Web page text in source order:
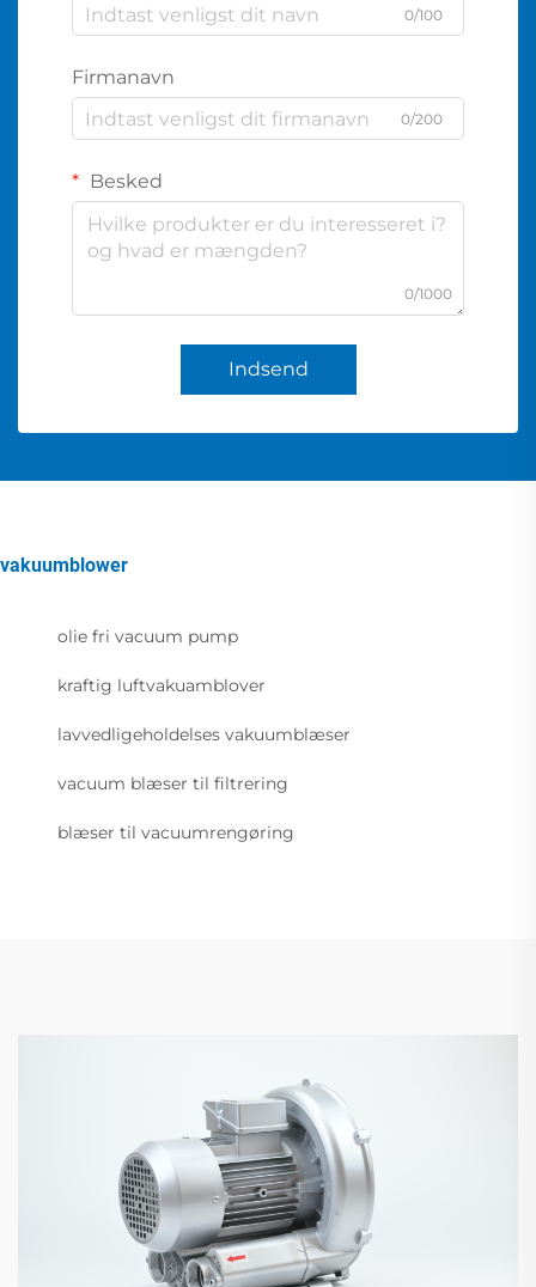
0/100
Firmanavn
0/200
Besked
0/1000
Indsend
vakuumblower
olie fri vacuum pump
kraftig luftvakuamblover
lavvedligeholdelses vakuumblæser
vacuum blæser til filtrering
blæser til vacuumrengøring